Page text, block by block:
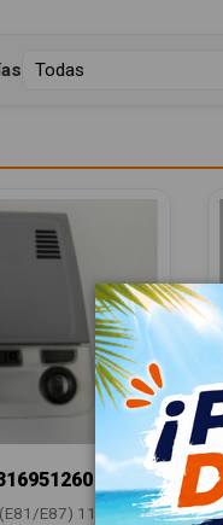
(E81/E87) 118D